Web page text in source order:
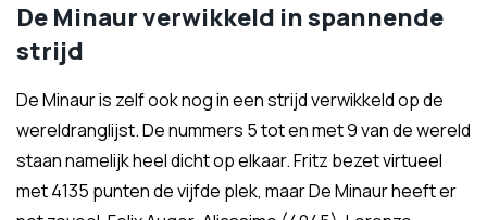
De Minaur verwikkeld in spannende
strijd
De Minaur is zelf ook nog in een strijd verwikkeld op de
wereldranglijst. De nummers 5 tot en met 9 van de wereld
staan namelijk heel dicht op elkaar. Fritz bezet virtueel
met 4135 punten de vijfde plek, maar De Minaur heeft er